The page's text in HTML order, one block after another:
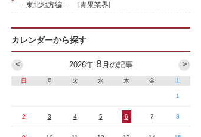
－ 東北地方編 － [青果業界]
カレンダーから探す
2026年 8月の記事 >
<
日 月 火 水 木 金 土
1
2 3 4 5 6 7 8